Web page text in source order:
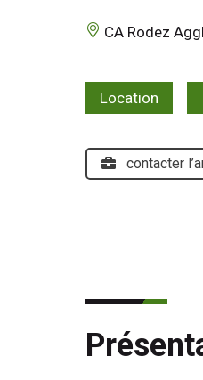
CA Rodez
Location
contacter